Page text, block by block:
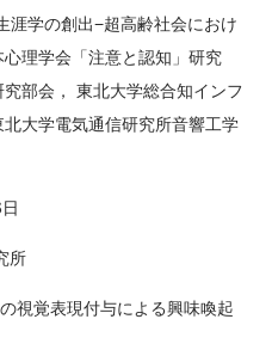
涯学の創出−超高齢社会におけ
理学会「注意と認知」研究
部会， 東北大学総合知インフ
大学電気通信研究所音響工学
所
視覚表現付与による興味喚起